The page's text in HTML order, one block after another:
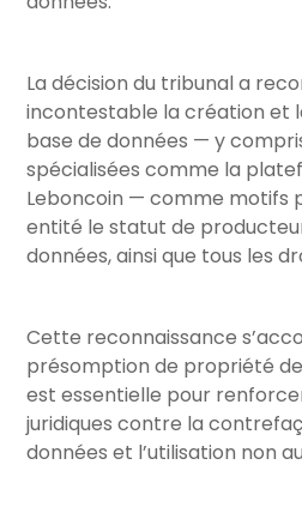
La décision du tribunal a
incontestable la création et
base de données — y
spécialisées comme la
Leboncoin — comme motifs
entité le statut de
données, ainsi que tous les
Cette reconnaissance
présomption de propriété
est essentielle pour
juridiques contre la
données et l’utilisation non